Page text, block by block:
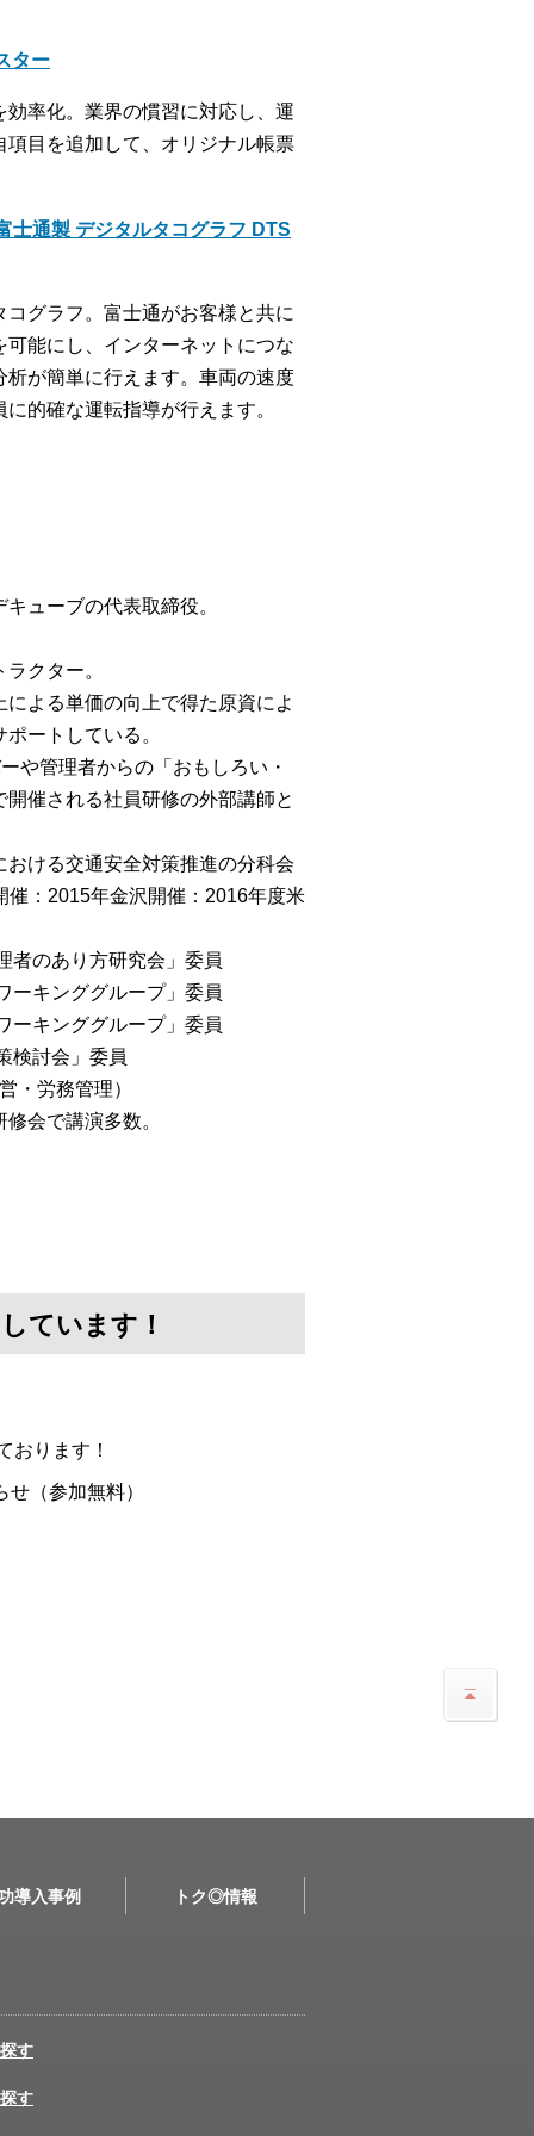
ター
率化。業界の慣習に対応し、運
目を追加して、オリジナル帳票
士通製 デジタルタコグラフ DTS
グラフ。富士通がお客様と共に
能にし、インターネットにつな
が簡単に行えます。車両の速度
的確な運転指導が行えます。
ューブの代表取締役。
クター。
よる単価の向上で得た原資によ
ートしている。
や管理者からの「おもしろい・
催される社員研修の外部講師と
ける交通安全対策推進の分科会
：2015年金沢開催：2016年度米
者のあり方研究会」委員
ーキンググループ」委員
ーキンググループ」委員
検討会」委員
・労務管理）
会で講演多数。
ています！
おります！
（参加無料）
導入事例 トク◎情報
す
す